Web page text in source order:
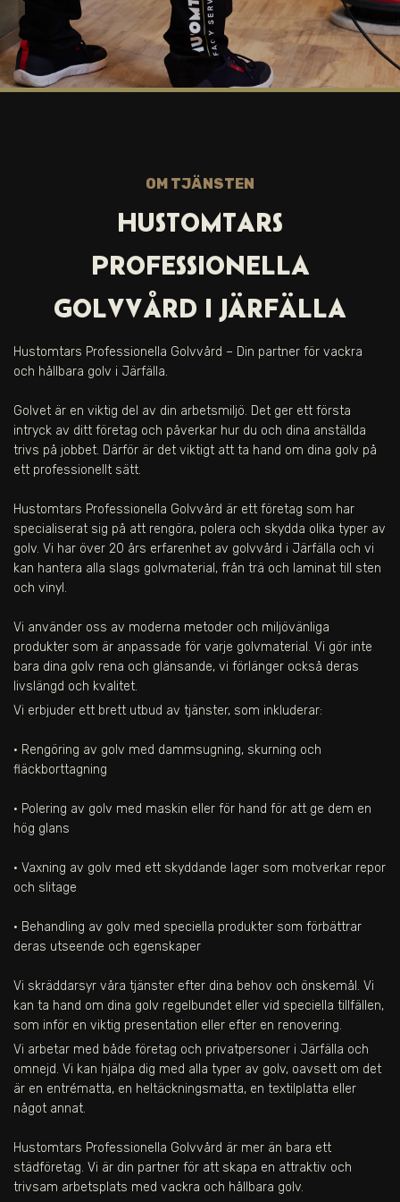
OM TJÄNSTEN
HUSTOMTARS
PROFESSIONELLA
GOLVVÅRD I JÄRFÄLLA
Hustomtars Professionella Golvvård – Din partner för vackra
och hållbara golv i Järfälla.
Golvet är en viktig del av din arbetsmiljö. Det ger ett första
intryck av ditt företag och påverkar hur du och dina anställda
trivs på jobbet. Därför är det viktigt att ta hand om dina golv på
ett professionellt sätt.
Hustomtars Professionella Golvvård är ett företag som har
specialiserat sig på att rengöra, polera och skydda olika typer av
golv. Vi har över 20 års erfarenhet av golvvård i Järfälla och vi
kan hantera alla slags golvmaterial, från trä och laminat till sten
och vinyl.
Vi använder oss av moderna metoder och miljövänliga
produkter som är anpassade för varje golvmaterial. Vi gör inte
bara dina golv rena och glänsande, vi förlänger också deras
livslängd och kvalitet.
Vi erbjuder ett brett utbud av tjänster, som inkluderar:
• Rengöring av golv med dammsugning, skurning och
fläckborttagning
• Polering av golv med maskin eller för hand för att ge dem en
hög glans
• Vaxning av golv med ett skyddande lager som motverkar repor
och slitage
• Behandling av golv med speciella produkter som förbättrar
deras utseende och egenskaper
Vi skräddarsyr våra tjänster efter dina behov och önskemål. Vi
kan ta hand om dina golv regelbundet eller vid speciella tillfällen,
som inför en viktig presentation eller efter en renovering.
Vi arbetar med både företag och privatpersoner i Järfälla och
omnejd. Vi kan hjälpa dig med alla typer av golv, oavsett om det
är en entrématta, en heltäckningsmatta, en textilplatta eller
något annat.
Hustomtars Professionella Golvvård är mer än bara ett
städföretag. Vi är din partner för att skapa en attraktiv och
trivsam arbetsplats med vackra och hållbara golv.